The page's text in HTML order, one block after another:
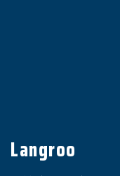
Langroo